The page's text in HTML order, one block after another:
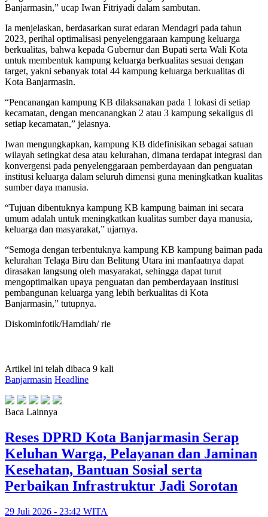
Banjarmasin,” ucap Iwan Fitriyadi dalam sambutan.
Ia menjelaskan, berdasarkan surat edaran Mendagri pada tahun
2023, perihal optimalisasi penyelenggaraan kampung keluarga
berkualitas, bahwa kepada Gubernur dan Bupati serta Wali Kota
untuk membentuk kampung keluarga berkualitas sesuai dengan
target, yakni sebanyak total 44 kampung keluarga berkualitas di
Kota Banjarmasin.
“Pencanangan kampung KB dilaksanakan pada 1 lokasi di setiap
kecamatan, dengan mencanangkan 2 atau 3 kampung sekaligus di
setiap kecamatan,” jelasnya.
Iwan mengungkapkan, kampung KB didefinisikan sebagai satuan
wilayah setingkat desa atau kelurahan, dimana terdapat integrasi dan
konvergensi pada penyelenggaraan pemberdayaan dan penguatan
institusi keluarga dalam seluruh dimensi guna meningkatkan kualitas
sumber daya manusia.
“Tujuan dibentuknya kampung KB kampung baiman ini secara
umum adalah untuk meningkatkan kualitas sumber daya manusia,
keluarga dan masyarakat,” ujarnya.
“Semoga dengan terbentuknya kampung KB kampung baiman pada
kelurahan Telaga Biru dan Belitung Utara ini manfaatnya dapat
dirasakan langsung oleh masyarakat, sehingga dapat turut
mengoptimalkan upaya penguatan dan pemberdayaan institusi
pembangunan keluarga yang lebih berkualitas di Kota
Banjarmasin,” tutupnya.
Diskominfotik/Hamdiah/ rie
Artikel ini telah dibaca 9 kali
Banjarmasin Headline
Baca Lainnya
Reses DPRD Kota Banjarmasin Serap
Keluhan Warga, Pelayanan dan Jaminan
Kesehatan, Bantuan Sosial serta
Perbaikan Infrastruktur Jadi Sorotan
29 Juli 2026 - 23:42 WITA